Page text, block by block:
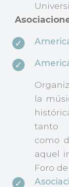
la
tanto
como
aquel
Foro